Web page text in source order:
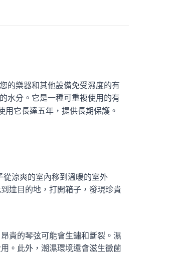
請瀏覽以下網址：
得法定代理人或監護人之同意方可使用
同意申辦者引起之損失，本公司不負相關責
以上)免運費
查看運費
的樂器和其他設備免受濕度的有
水分。它是一種可重複使用的有
它長達五年，提供長期保護。
涼爽的室內移到溫暖的室外
達目的地，打開箱子，發現珍貴
貴的琴弦可能會生鏽和斷裂。濕
。此外，潮濕環境還會滋生黴菌